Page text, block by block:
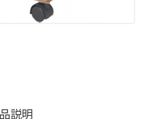
説明